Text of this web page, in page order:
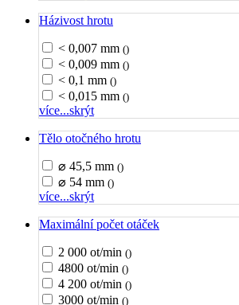
Házivost hrotu
< 0,007 mm ()
< 0,009 mm ()
< 0,1 mm ()
< 0,015 mm ()
více...skrýt
Tělo otočného hrotu
⌀ 45,5 mm ()
⌀ 54 mm ()
více...skrýt
Maximální počet otáček
2 000 ot/min ()
4800 ot/min ()
4 200 ot/min ()
3000 ot/min ()